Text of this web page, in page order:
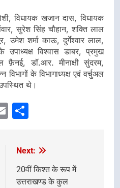
विधायक खजान दास, विधायक
सुरेश सिंह चौहान, शक्ति लाल
उमेश शर्मा काऊ, दुर्गेश्वार लाल,
विश्वास डाबर, प्रमुख
डॉ.आर. मीनाक्षी सुंदरम,
के विभागाध्यक्ष एवं वर्चुअल
थे।
Email
Next:
20वीं किश्त के रूप में
उत्तराखण्ड के कुल